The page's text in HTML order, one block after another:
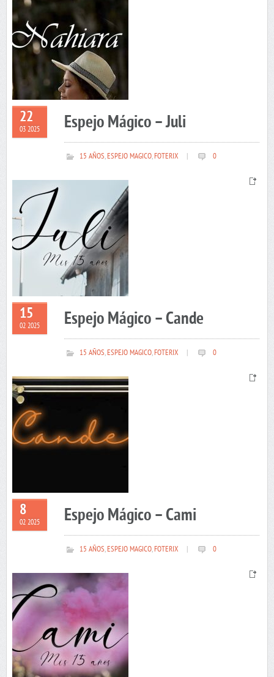
22
03 2025 Espejo Mágico – Juli
15 AÑOS,ESPEJO MAGICO,FOTERIX 0
15
02 2025 Espejo Mágico – Cande
15 AÑOS,ESPEJO MAGICO,FOTERIX 0
8
02 2025 Espejo Mágico – Cami
15 AÑOS,ESPEJO MAGICO,FOTERIX 0